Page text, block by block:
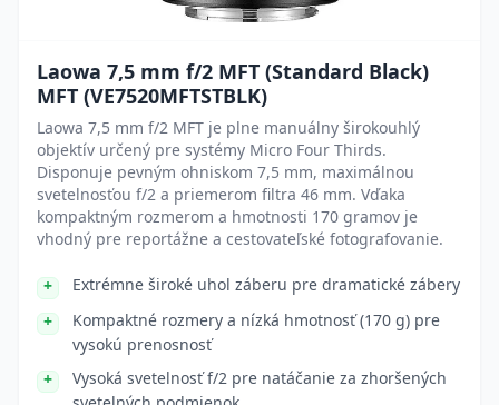
Laowa 7,5 mm f/2 MFT (Standard Black)
MFT (VE7520MFTSTBLK)
Laowa 7,5 mm f/2 MFT je plne manuálny širokouhlý
objektív určený pre systémy Micro Four Thirds.
Disponuje pevným ohniskom 7,5 mm, maximálnou
svetelnosťou f/2 a priemerom filtra 46 mm. Vďaka
kompaktným rozmerom a hmotnosti 170 gramov je
vhodný pre reportážne a cestovateľské fotografovanie.
Extrémne široké uhol záberu pre dramatické zábery
Kompaktné rozmery a nízká hmotnosť (170 g) pre
vysokú prenosnosť
Vysoká svetelnosť f/2 pre natáčanie za zhoršených